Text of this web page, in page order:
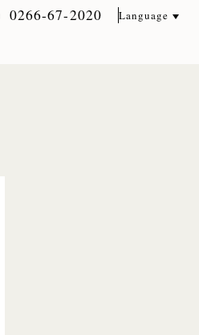
0266-67-2020 Language